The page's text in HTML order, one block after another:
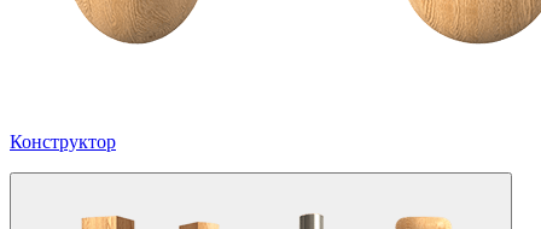
Конструктор